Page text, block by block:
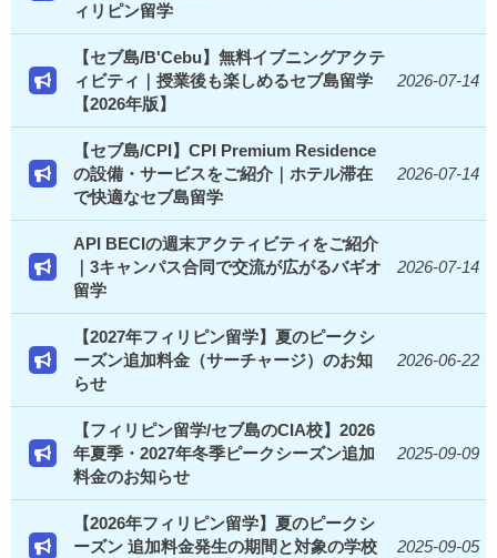
ィリピン留学
【セブ島/B'Cebu】無料イブニングアクテ
ィビティ｜授業後も楽しめるセブ島留学
【2026年版】
2026-07-14
【セブ島/CPI】CPI Premium Residence
の設備・サービスをご紹介｜ホテル滞在
で快適なセブ島留学
2026-07-14
API BECIの週末アクティビティをご紹介
｜3キャンパス合同で交流が広がるバギオ
留学
2026-07-14
【2027年フィリピン留学】夏のピークシ
ーズン追加料金（サーチャージ）のお知
らせ
2026-06-22
【フィリピン留学/セブ島のCIA校】2026
年夏季・2027年冬季ピークシーズン追加
料金のお知らせ
2025-09-09
【2026年フィリピン留学】夏のピークシ
ーズン 追加料金発生の期間と対象の学校
2025-09-05